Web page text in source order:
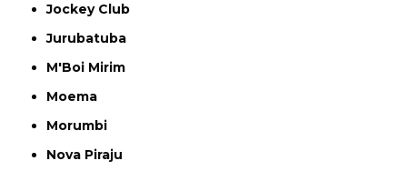
Jockey Club
Jurubatuba
M'Boi Mirim
Moema
Morumbi
Nova Piraju